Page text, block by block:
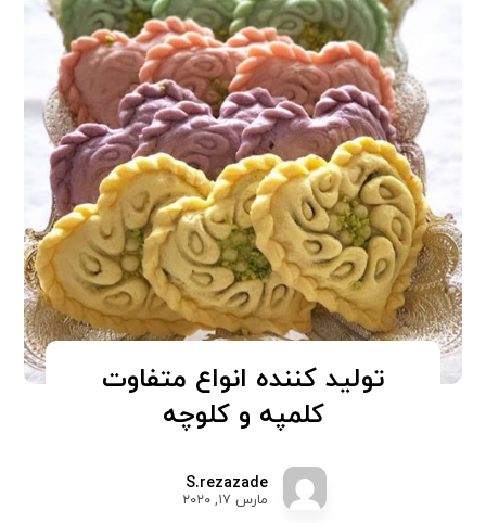
تولید کننده انواع متفاوت
کلمپه و کلوچه
S.rezazade
مارس ۱۷, ۲۰۲۰